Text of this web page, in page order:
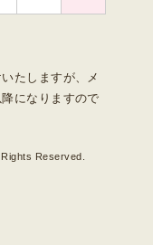
たしますが、メ
になりますので
Reserved.